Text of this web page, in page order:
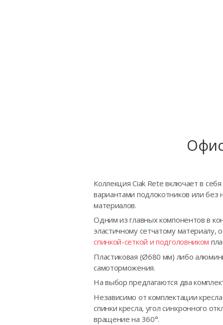
Коллекция Ciak Rete включает в
вариантами подлокотников или
материалов.
Одним из главных компонентов в
эластичному сетчатому
спинкой-сеткой и подголовником
Пластиковая (Ø680 мм) либо
самоторможения.
На выбор предлагаются два
Независимо от комплектации
спинки кресла, угол синхронного
вращение на 360°.